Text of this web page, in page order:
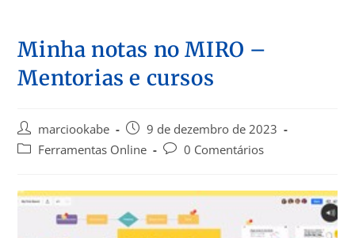
Minha notas no MIRO –
Mentorias e cursos
marciookabe
9 de dezembro de 2023
Ferramentas Online
0 Comentários